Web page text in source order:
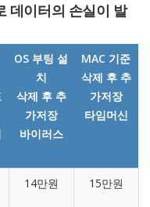
데이터의 손실이 발
OS 부팅 설
치
삭제 후 추
가저장
바이러스
MAC 기준
삭제 후 추
가저장
타임머신
14만원 15만원